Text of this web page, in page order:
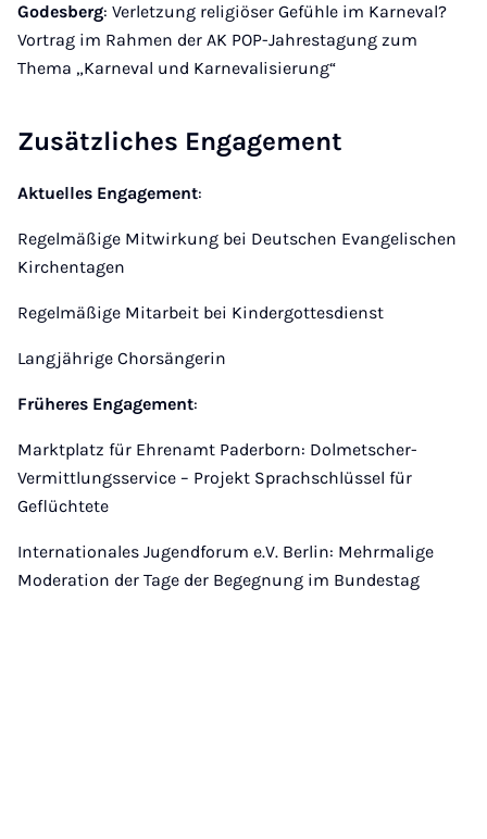
Godesberg: Verletzung religiöser Gefühle im Karneval?
Vortrag im Rahmen der AK POP-Jahrestagung zum
Thema „Karneval und Karnevalisierung“
Zusätzliches Engagement
Aktuelles Engagement:
Regelmäßige Mitwirkung bei Deutschen Evangelischen
Kirchentagen
Regelmäßige Mitarbeit bei Kindergottesdienst
Langjährige Chorsängerin
Früheres Engagement:
Marktplatz für Ehrenamt Paderborn: Dolmetscher-
Vermittlungsservice – Projekt Sprachschlüssel für
Geflüchtete
Internationales Jugendforum e.V. Berlin: Mehrmalige
Moderation der Tage der Begegnung im Bundestag